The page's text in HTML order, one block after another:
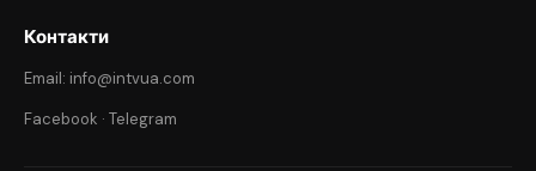
Контакти
Email: info@intvua.com
Facebook · Telegram